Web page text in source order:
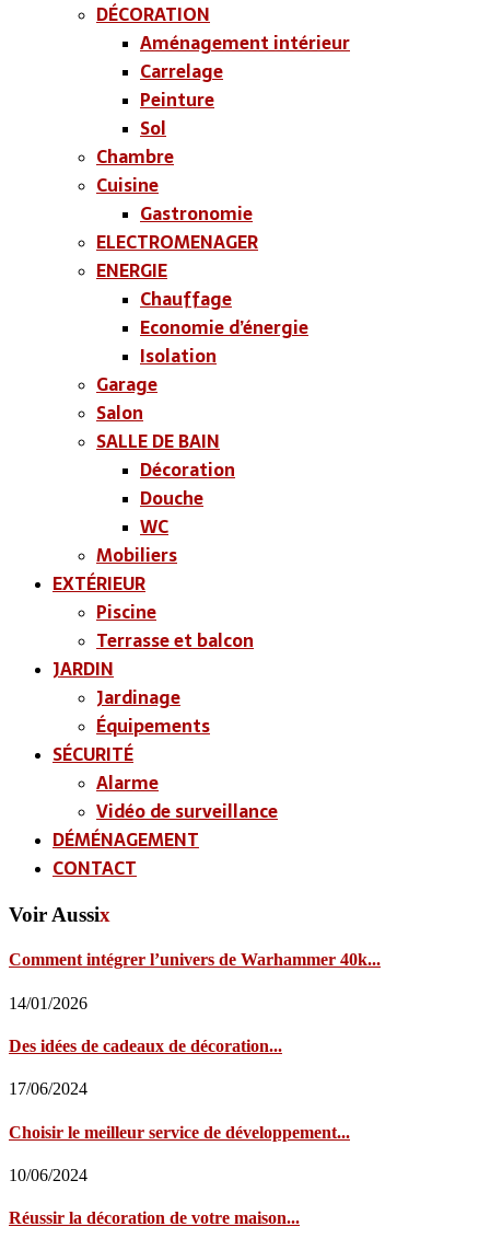
DÉCORATION
Aménagement intérieur
Carrelage
Peinture
Sol
Chambre
Cuisine
Gastronomie
ELECTROMENAGER
ENERGIE
Chauffage
Economie d’énergie
Isolation
Garage
Salon
SALLE DE BAIN
Décoration
Douche
WC
Mobiliers
EXTÉRIEUR
Piscine
Terrasse et balcon
JARDIN
Jardinage
Équipements
SÉCURITÉ
Alarme
Vidéo de surveillance
DÉMÉNAGEMENT
CONTACT
Voir Aussix
Comment intégrer l’univers de Warhammer 40k...
14/01/2026
Des idées de cadeaux de décoration...
17/06/2024
Choisir le meilleur service de développement...
10/06/2024
Réussir la décoration de votre maison...